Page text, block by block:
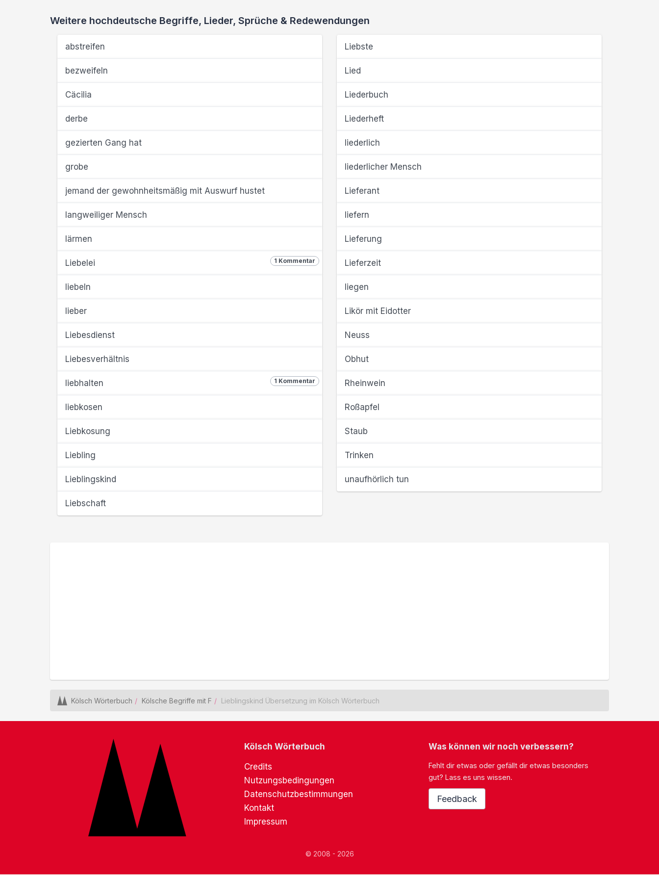
Weitere hochdeutsche Begriffe, Lieder, Sprüche & Redewendungen
abstreifen
bezweifeln
Cäcilia
derbe
gezierten Gang hat
grobe
jemand der gewohnheitsmäßig mit Auswurf hustet
langweiliger Mensch
lärmen
1 Kommentar
Liebelei
liebeln
lieber
Liebesdienst
Liebesverhältnis
1 Kommentar
liebhalten
liebkosen
Liebkosung
Liebling
Lieblingskind
Liebschaft
Liebste
Lied
Liederbuch
Liederheft
liederlich
liederlicher Mensch
Lieferant
liefern
Lieferung
Lieferzeit
liegen
Likör mit Eidotter
Neuss
Obhut
Rheinwein
Roßapfel
Staub
Trinken
unaufhörlich tun
Kölsch Wörterbuch Kölsche Begriffe mit F Lieblingskind Übersetzung im Kölsch Wörterbuch
Kölsch Wörterbuch
Credits
Nutzungsbedingungen
Datenschutzbestimmungen
Kontakt
Impressum
Was können wir noch verbessern?
Fehlt dir etwas oder gefällt dir etwas besonders
gut? Lass es uns wissen.
Feedback
© 2008 - 2026